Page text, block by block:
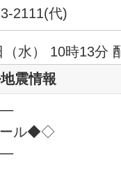
2111(代)
（水） 10時13分
震情報
ル◆◇